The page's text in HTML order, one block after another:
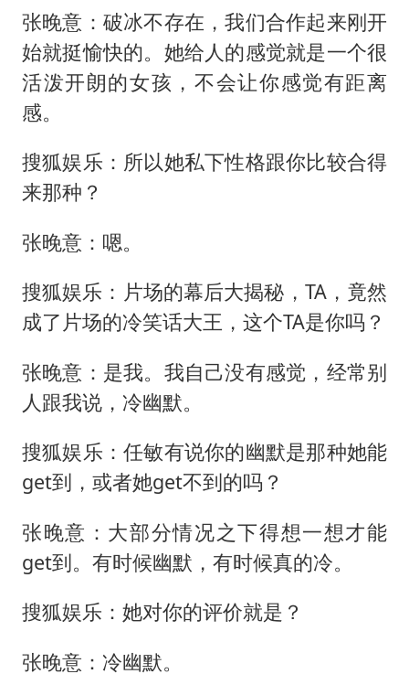
张晚意：破冰不存在，我们合作起来刚开
始就挺愉快的。她给人的感觉就是一个很
活泼开朗的女孩，不会让你感觉有距离
感。
搜狐娱乐：所以她私下性格跟你比较合得
来那种？
张晚意：嗯。
搜狐娱乐：片场的幕后大揭秘，TA，竟然
成了片场的冷笑话大王，这个TA是你吗？
张晚意：是我。我自己没有感觉，经常别
人跟我说，冷幽默。
搜狐娱乐：任敏有说你的幽默是那种她能
get到，或者她get不到的吗？
张晚意：大部分情况之下得想一想才能
get到。有时候幽默，有时候真的冷。
搜狐娱乐：她对你的评价就是？
张晚意：冷幽默。